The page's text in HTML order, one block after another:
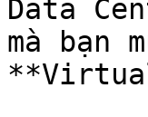
Data
mà bạn